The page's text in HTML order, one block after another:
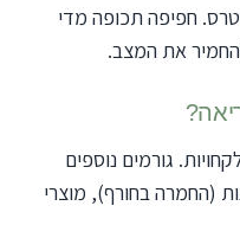
חפיפה תכופה מדי
את המצב.
גורמים נוספים
(החמרה בחורף), מוצרי